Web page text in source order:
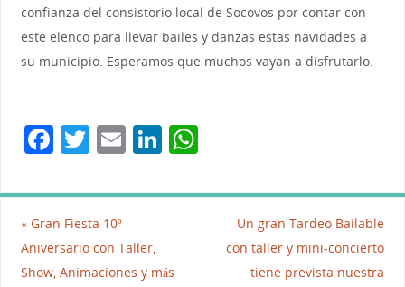
confianza del consistorio local de Socovos por contar con
este elenco para llevar bailes y danzas estas navidades a
su municipio. Esperamos que muchos vayan a disfrutarlo.
F
c
e
b
T
itt
er
E
ai
Li
k
W
at
«Gran Fiesta 10º
Aniversario con Taller,
Show, Animaciones y más
Un gran Tardeo Bailable
con taller y mini-concierto
tiene prevista nuestra